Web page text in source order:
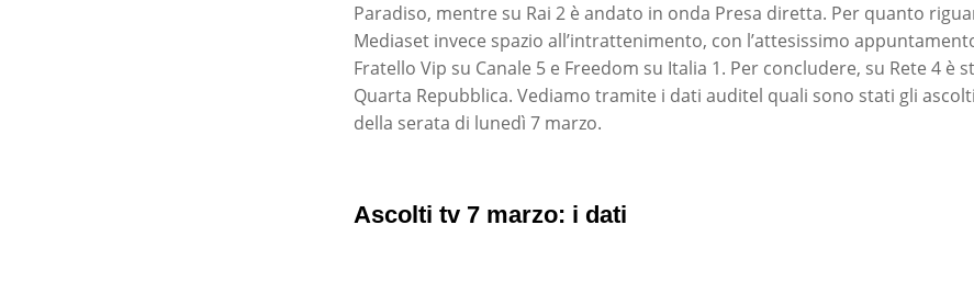
Paradiso, mentre su Rai 2 è andato in onda Presa diretta. Per quanto
Mediaset invece spazio all’intrattenimento, con l’attesissimo
Fratello Vip su Canale 5 e Freedom su Italia 1. Per concludere, su Rete 4 è
Quarta Repubblica. Vediamo tramite i dati auditel quali sono stati gli
della serata di lunedì 7 marzo.
Ascolti tv 7 marzo: i dati